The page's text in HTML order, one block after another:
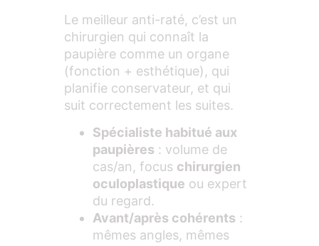
Le meilleur anti-raté, c’est un
chirurgien qui connaît la
paupière comme un organe
(fonction + esthétique), qui
planifie conservateur, et qui
suit correctement les suites.
Spécialiste habitué aux
paupières : volume de
cas/an, focus chirurgien
oculoplastique ou expert
du regard.
Avant/après cohérents :
mêmes angles, mêmes